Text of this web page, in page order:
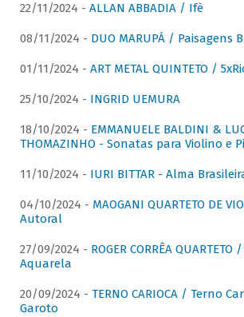
22/11/2024 - ALLAN ABBADIA / Ifè
08/11/2024 - DUO MARUPÁ / Paisagens
01/11/2024 - ART METAL QUINTETO /
25/10/2024 - INGRID UEMURA
18/10/2024 - EMMANUELE BALDINI &
THOMAZINHO - Sonatas para Violino e
11/10/2024 - IURI BITTAR - Alma
04/10/2024 - MAOGANI QUARTETO DE
Autoral
27/09/2024 - ROGER CORRÊA
Aquarela
20/09/2024 - TERNO CARIOCA / Terno
Garoto